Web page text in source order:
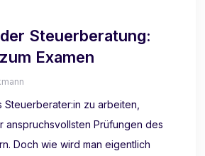
Steuerberatung:
Examen
Steuerberater:in zu arbeiten,
anspruchsvollsten Prüfungen des
Doch wie wird man eigentlich